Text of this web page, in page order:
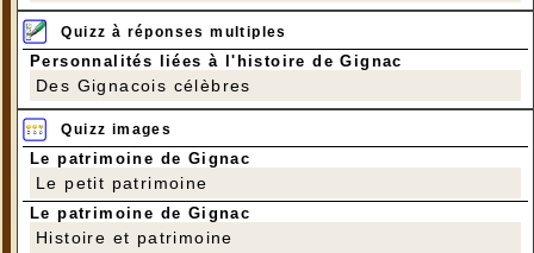
Quizz à réponses multiples
Personnalités liées à l'histoire de Gignac
Des Gignacois célèbres
Quizz images
Le patrimoine de Gignac
Le petit patrimoine
Le patrimoine de Gignac
Histoire et patrimoine